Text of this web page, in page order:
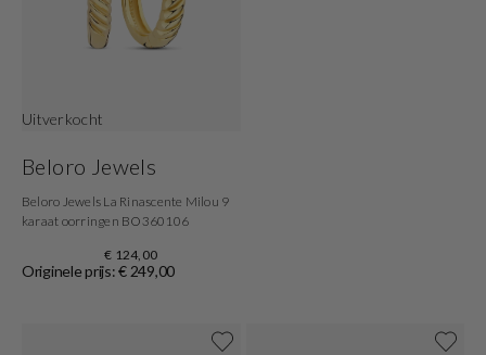
Uitverkocht
Beloro Jewels
Beloro Jewels La Rinascente Milou 9
karaat oorringen BO360106
€ 124,00
Originele prijs: € 249,00